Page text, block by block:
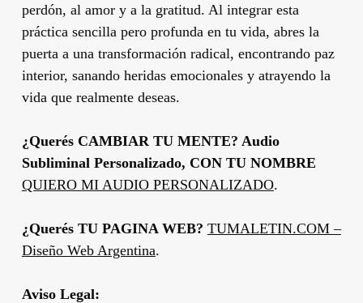
perdón, al amor y a la gratitud. Al integrar esta
práctica sencilla pero profunda en tu vida, abres la
puerta a una transformación radical, encontrando paz
interior, sanando heridas emocionales y atrayendo la
vida que realmente deseas.
¿Querés CAMBIAR TU MENTE? Audio
Subliminal Personalizado, CON TU NOMBRE
QUIERO MI AUDIO PERSONALIZADO.
¿Querés TU PAGINA WEB? TUMALETIN.COM –
Diseño Web Argentina.
Aviso Legal: